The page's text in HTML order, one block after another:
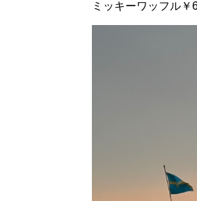
ミッキーワッフル￥